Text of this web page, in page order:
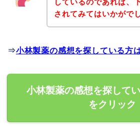
しているのであれば、
されてみてはいかがで
⇒小林製薬の感想を探している方
小林製薬の感想を探して
をクリック